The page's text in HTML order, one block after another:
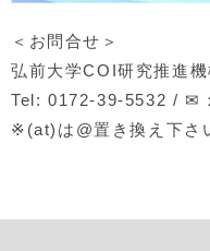
＜お問合せ＞
弘前大学COI研究推進
Tel: 0172-39-5532 / ✉
※(at)は@置き換え下さ